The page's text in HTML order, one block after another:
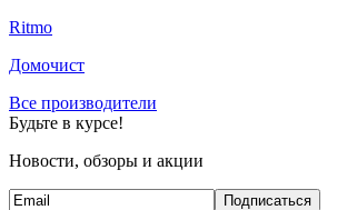
Ritmo
Домочист
Все производители
Будьте в курсе!
Новости, обзоры и акции
Подписаться